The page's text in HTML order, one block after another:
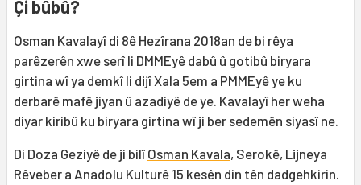
Çi bûbû?
Osman Kavalayî di 8ê Hezîrana 2018an de bi rêya
parêzerên xwe serî li DMMEyê dabû û gotibû biryara
girtina wî ya demkî li dijî Xala 5em a PMMEyê ye ku
derbarê mafê jiyan û azadiyê de ye. Kavalayî her weha
diyar kiribû ku biryara girtina wî ji ber sedemên siyasî ne.
Di Doza Geziyê de ji bilî Osman Kavala, Serokê, Lijneya
Rêveber a Anadolu Kulturê 15 kesên din tên dadgehkirin.